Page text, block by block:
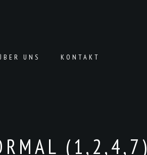
UNS KONTAKT
(1,2,4,7)